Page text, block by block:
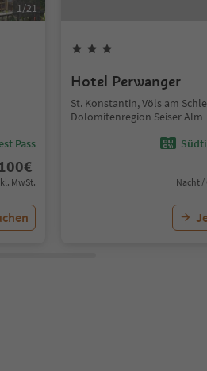
1/21
Pass
€
MwSt.
Hotel Perwanger
St. Konstantin, Völs am
Dolomitenregion Seiser Alm
Nacht /